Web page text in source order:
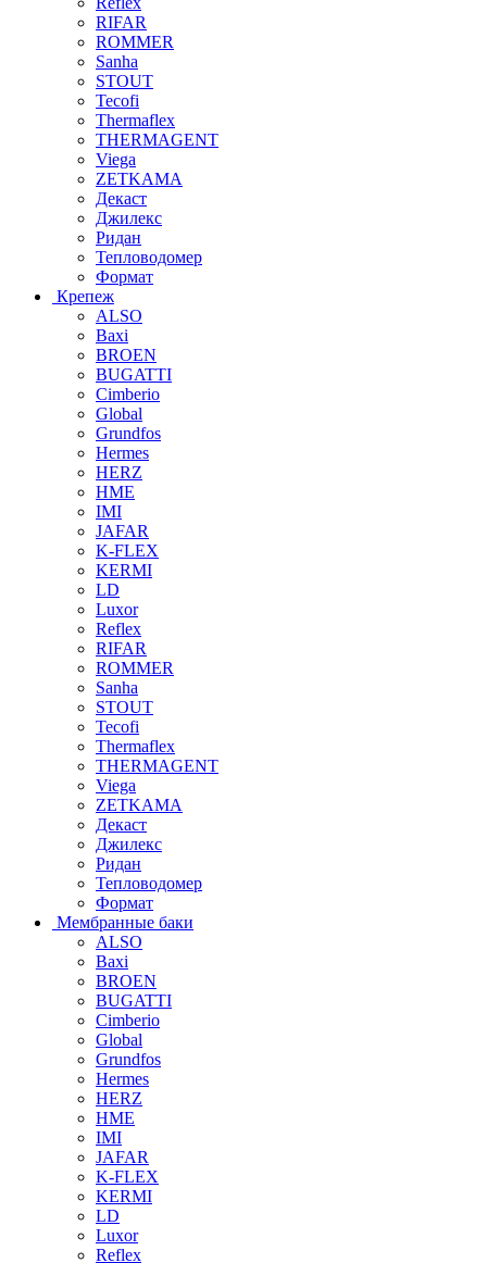
RIFAR
ROMMER
Sanha
STOUT
Tecofi
Thermaflex
THERMAGENT
Viega
ZETKAMA
Декаст
Джилекс
Ридан
Тепловодомер
Формат
Крепеж
ALSO
Baxi
BROEN
BUGATTI
Cimberio
Global
Grundfos
Hermes
HERZ
HME
IMI
JAFAR
K-FLEX
KERMI
LD
Luxor
Reflex
RIFAR
ROMMER
Sanha
STOUT
Tecofi
Thermaflex
THERMAGENT
Viega
ZETKAMA
Декаст
Джилекс
Ридан
Тепловодомер
Формат
Мембранные баки
ALSO
Baxi
BROEN
BUGATTI
Cimberio
Global
Grundfos
Hermes
HERZ
HME
IMI
JAFAR
K-FLEX
KERMI
LD
Luxor
Reflex